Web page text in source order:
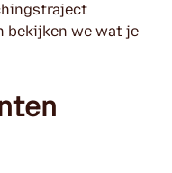
bekijken we wat je